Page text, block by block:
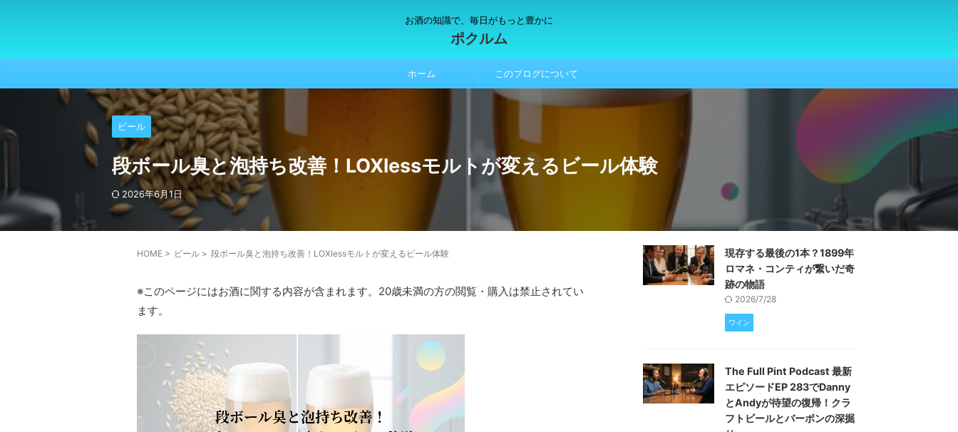
お酒の知識で、毎日がもっと豊かに
ポクルム
ホーム このブログについて
ビール
段ボール臭と泡持ち改善！LOXlessモルトが変えるビール体験
2026年6月1日
HOME > ビール > 段ボール臭と泡持ち改善！LOXlessモルトが変えるビール体験
※このページにはお酒に関する内容が含まれます。20歳未満の方の閲覧・購入は禁止されてい
ます。
現存する最後の1本？1899年
ロマネ・コンティが繋いだ奇
跡の物語
2026/7/28
ワイン
The Full Pint Podcast 最新
エピソードEP 283でDanny
とAndyが待望の復帰！クラ
フトビールとバーボンの深掘